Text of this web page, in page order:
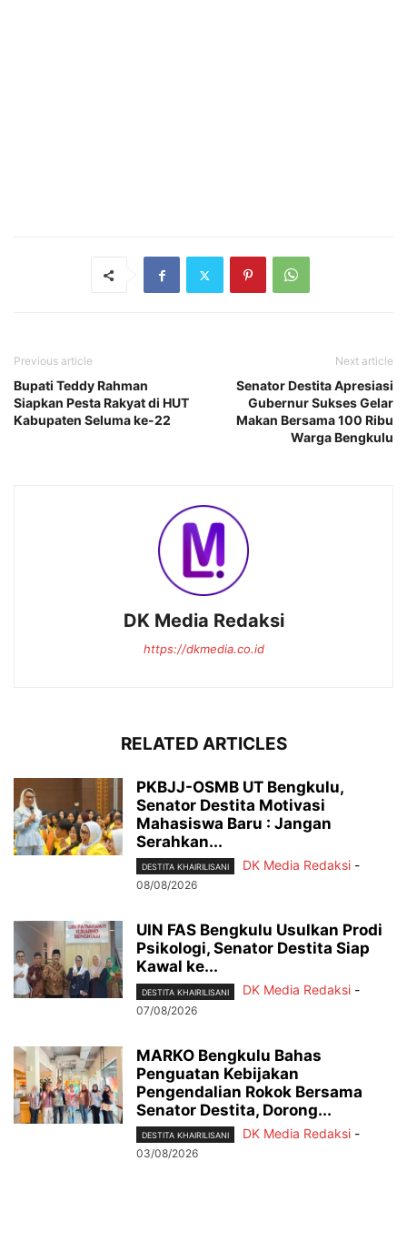
Previous article
Bupati Teddy Rahman
Siapkan Pesta Rakyat di HUT
Kabupaten Seluma ke-22
Next article
Senator Destita Apresiasi
Gubernur Sukses Gelar
Makan Bersama 100 Ribu
Warga Bengkulu
DK Media Redaksi
https://dkmedia.co.id
RELATED ARTICLES
PKBJJ-OSMB UT Bengkulu,
Senator Destita Motivasi
Mahasiswa Baru : Jangan
Serahkan...
DESTITA KHAIRILISANI DK Media Redaksi -
08/08/2026
UIN FAS Bengkulu Usulkan Prodi
Psikologi, Senator Destita Siap
Kawal ke...
DESTITA KHAIRILISANI DK Media Redaksi -
07/08/2026
MARKO Bengkulu Bahas
Penguatan Kebijakan
Pengendalian Rokok Bersama
Senator Destita, Dorong...
DESTITA KHAIRILISANI DK Media Redaksi -
03/08/2026